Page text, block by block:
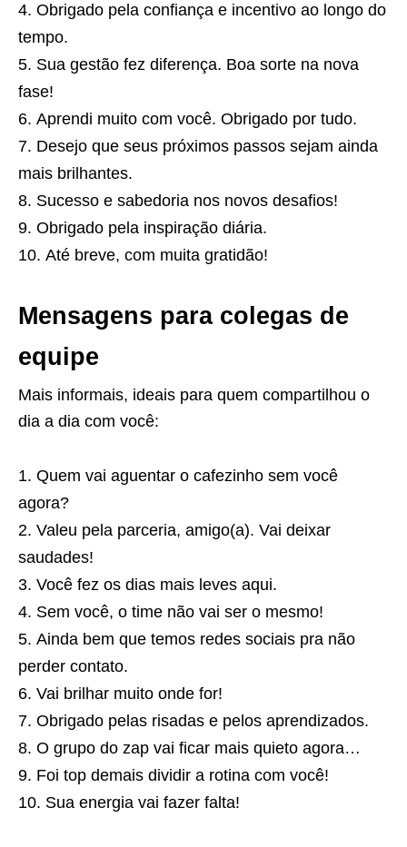
Obrigado pela confiança e incentivo ao longo do
tempo.
Sua gestão fez diferença. Boa sorte na nova
fase!
Aprendi muito com você. Obrigado por tudo.
Desejo que seus próximos passos sejam ainda
mais brilhantes.
Sucesso e sabedoria nos novos desafios!
Obrigado pela inspiração diária.
Até breve, com muita gratidão!
Mensagens para colegas de
equipe
Mais informais, ideais para quem compartilhou o
dia a dia com você:
Quem vai aguentar o cafezinho sem você
agora?
Valeu pela parceria, amigo(a). Vai deixar
saudades!
Você fez os dias mais leves aqui.
Sem você, o time não vai ser o mesmo!
Ainda bem que temos redes sociais pra não
perder contato.
Vai brilhar muito onde for!
Obrigado pelas risadas e pelos aprendizados.
O grupo do zap vai ficar mais quieto agora…
Foi top demais dividir a rotina com você!
Sua energia vai fazer falta!